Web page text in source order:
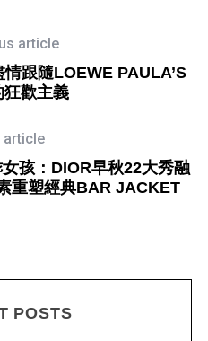
article
跟隨LOEWE PAULA’S
歡主義
article
孩：DIOR早秋22大秀融
重塑經典BAR JACKET
POSTS